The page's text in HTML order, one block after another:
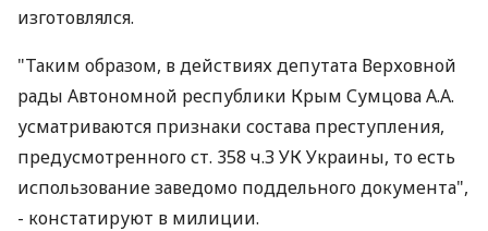
изготовлялся.
"Таким образом, в действиях депутата Верховной
рады Автономной республики Крым Сумцова А.А.
усматриваются признаки состава преступления,
предусмотренного ст. 358 ч.З УК Украины, то есть
использование заведомо поддельного документа",
- констатируют в милиции.